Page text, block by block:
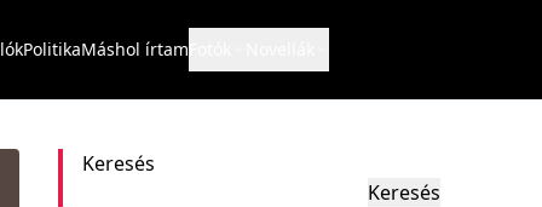
PolitikaMáshol írtam
Keresés
Keresés